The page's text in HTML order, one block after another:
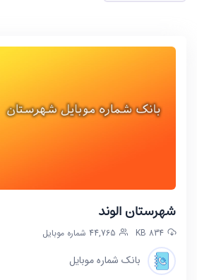
شهرستان الوند
834 KB 44,765 شماره موبایل
بانک شماره موبایل